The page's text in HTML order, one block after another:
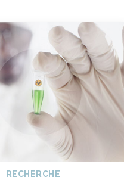
RECHERCHE